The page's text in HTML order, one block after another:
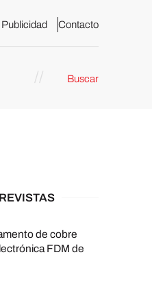
Publicidad Contacto
Buscar
de cobre
FDM de